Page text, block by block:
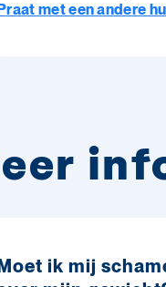
Praat met een andere
ik mij